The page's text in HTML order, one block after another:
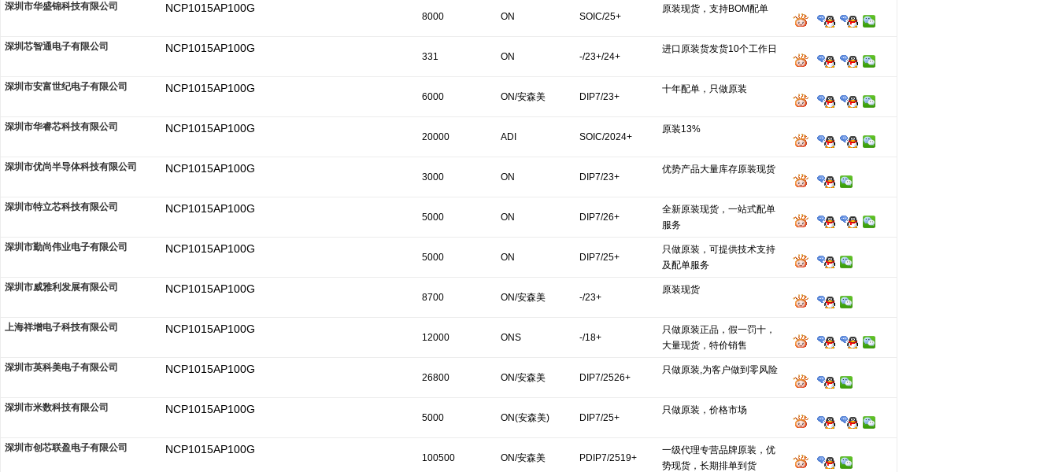
深圳市华盛锦科技有限公司 NCP1015AP100G
8000 ON SOIC/25+
原装现货，支持BOM配单
深圳芯智通电子有限公司 NCP1015AP100G
331 ON -/23+/24+
进口原装货发货10个工作日
深圳市安富世纪电子有限公司 NCP1015AP100G
6000 ON/安森美 DIP7/23+
十年配单，只做原装
深圳市华睿芯科技有限公司 NCP1015AP100G
20000 ADI SOIC/2024+
原装13%
深圳市优尚半导体科技有限公司 NCP1015AP100G
3000 ON DIP7/23+
优势产品大量库存原装现货
深圳市特立芯科技有限公司 NCP1015AP100G
5000 ON DIP7/26+
全新原装现货，一站式配单
服务
深圳市勤尚伟业电子有限公司
NCP1015AP100G
5000 ON DIP7/25+
只做原装，可提供技术支持
及配单服务
深圳市威雅利发展有限公司
NCP1015AP100G
8700 ON/安森美 -/23+
原装现货
上海祥增电子科技有限公司 NCP1015AP100G
12000 ONS -/18+
只做原装正品，假一罚十，
大量现货，特价销售
深圳市英科美电子有限公司
NCP1015AP100G
26800 ON/安森美 DIP7/2526+
只做原装,为客户做到零风险
深圳市米数科技有限公司 NCP1015AP100G
5000 ON(安森美) DIP7/25+
只做原装，价格市场
深圳市创芯联盈电子有限公司 NCP1015AP100G
100500 ON/安森美 PDIP7/2519+
一级代理专营品牌原装，优
势现货，长期排单到货